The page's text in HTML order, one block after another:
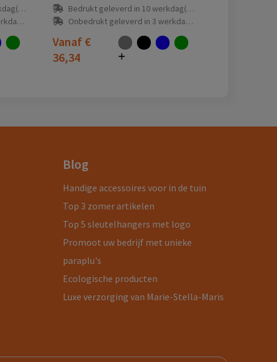
Bedrukt geleverd in 10 werkdag(en)
Onbedrukt geleverd in 3 werkdag(en)
Vanaf €
36,34
Blog
Handige accessoires voor in de tuin
Top 3 zomer artikelen
Top 5 sleutelhangers met logo
Promoot uw bedrijf met unieke
paraplu's
Ecologische producten
Luxe verzorging van Marie-Stella-Maris